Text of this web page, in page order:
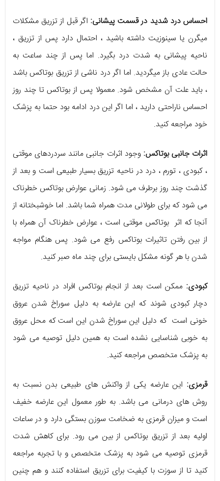
احساس درد شدید در قسمت پیشانی: اگر قبل از تزریق مشکلات
میگرن یا سینوزیت داشته باشید ، احتمال دارد پس از تزریق ،
ناحیه پیشانی به شدت درد بگیرد. اما پس از چند ساعت به
حالت عادی باز میگردید. اما اگر درد ناشی از تزریق بوتاکس باشد
، باید علت آن مشخص شود. معمولا پس از بوتاکس تا چند روز
احساس ناراحتی دارید ، اما اگر این درد ادامه بود حتما به پزشک
خود مراجعه کنید.
اثرات جانبی بوتاکس:وجود اثرات جانبی مانند سردردهای موقتی
، کبودی ، تورم ، درد در ناحیه تزریق بسیار طبیعی است و بعد از
گذشت چند روز برطرف می شود. زمانی عوارض بوتاکس خطرناک
می شود که برای طولانی مدت همراه شما باشد. اما خوشبختانه از
آنجا که اثر بوتاکس موقتی است ، عوارض خطرناک آن همراه با
از بین رفتن تاثیرات بوتاکس رفع می شود. پس هنگام مواجه
شدن با هر گونه مشکل بایستی برای چند ماه صبر کنید.
کبودی: ممکن است بعد از انجام بوتاکس افراد در ناحیه تزریق
دچار کبودی شوند که این عارضه به دلیل سوراخ شدن عروق
خونی است که دلیل این سوراخ شدن این است که محل عروق
به خوبی شناسایی نشده است به همین دلیل توصیه می شود
به پزشک متخصص مراجعه کنید.
قرمزی: این عارضه یکی از واکنش های طبیعی بدن نسبت به
روش های درمانی می باشد. به طور معمول این عارضه خفیف
است و میزان قرمزی به ضخامت سوزن بستگی دارد و در ساعات
اولیه بعد از تزریق بوتاکس از بین می رود. برای کاهش شدت
قرمزی توصیه می شود به پزشک متخصص و با تجربه مراجعه
کنید تا از سوزت با کیفیت برای تزریق استفاده کنند و هم چنین